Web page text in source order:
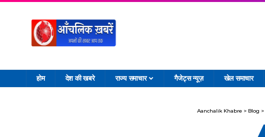
होम देश की खबरे राज्य समाचार गैजेट्स न्यूज़ खेल समाचार
Aanchalik Khabre> Blog >